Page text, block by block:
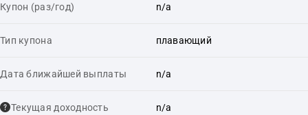
Купон (раз/год) n/a
Тип купона плавающий
Дата ближайшей выплаты n/a
Текущая доходность n/a